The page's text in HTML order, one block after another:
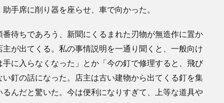
手席に削り器を座らせ、車で向かった。
待ちであろう、新聞にくるまれた刃物が無造作に置か
が出てくる。私の事情説明を一通り聞くと、一般向け
に入らなくなった」とか「今の釘で修理すると、飛び
釘の話になった。店主は古い建物から出てくる釘を集
んだと驚いた。今は便利になりすぎて、上等な道具や